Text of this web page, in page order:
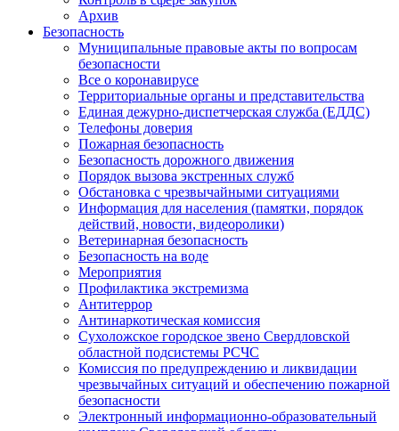
Архив
Безопасность
Муниципальные правовые акты по вопросам
безопасности
Все о коронавирусе
Территориальные органы и представительства
Единая дежурно-диспетчерская служба (ЕДДС)
Телефоны доверия
Пожарная безопасность
Безопасность дорожного движения
Порядок вызова экстренных служб
Обстановка с чрезвычайными ситуациями
Информация для населения (памятки, порядок
действий, новости, видеоролики)
Ветеринарная безопасность
Безопасность на воде
Мероприятия
Профилактика экстремизма
Антитеррор
Антинаркотическая комиссия
Сухоложское городское звено Свердловской
областной подсистемы РСЧС
Комиссия по предупреждению и ликвидации
чрезвычайных ситуаций и обеспечению пожарной
безопасности
Электронный информационно-образовательный